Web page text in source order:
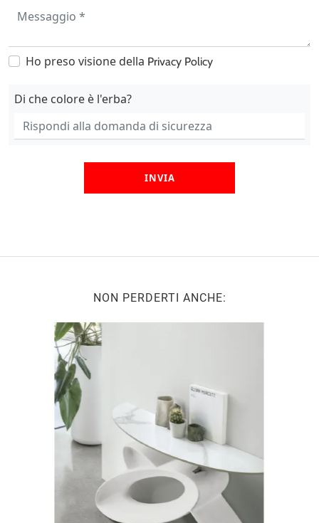
Ho preso visione della Privacy Policy
Di che colore è l'erba?
INVIA
NON PERDERTI ANCHE: